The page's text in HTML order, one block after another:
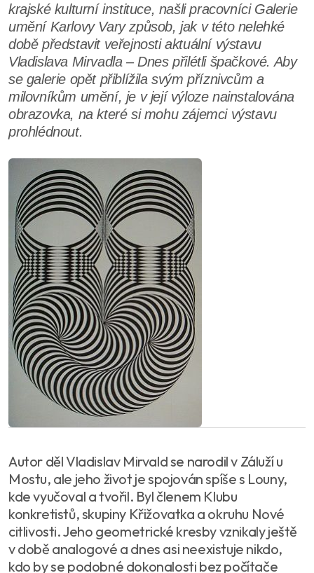
krajské kulturní instituce, našli pracovníci Galerie
umění Karlovy Vary způsob, jak v této nelehké
době představit veřejnosti aktuální výstavu
Vladislava Mirvadla – Dnes přilétli špačkové. Aby
se galerie opět přiblížila svým příznivcům a
milovníkům umění, je v její výloze nainstalována
obrazovka, na které si mohu zájemci výstavu
prohlédnout.
Autor děl Vladislav Mirvald se narodil v Záluží u
Mostu, ale jeho život je spojován spíše s Louny,
kde vyučoval a tvořil. Byl členem Klubu
konkretistů, skupiny Křižovatka a okruhu Nové
citlivosti. Jeho geometrické kresby vznikaly ještě
v době analogové a dnes asi neexistuje nikdo,
kdo by se podobné dokonalosti bez počítače